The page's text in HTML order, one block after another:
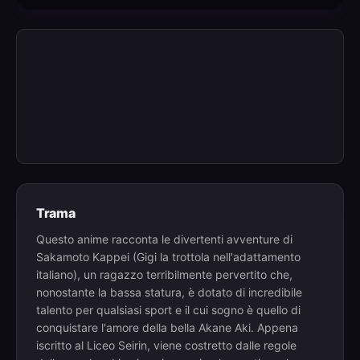
Trama
Questo anime racconta le divertenti avventure di
Sakamoto Kappei (Gigi la trottola nell'adattamento
italiano), un ragazzo terribilmente pervertito che,
nonostante la bassa statura, è dotato di incredibile
talento per qualsiasi sport e il cui sogno è quello di
conquistare l'amore della bella Akane Aki. Appena
iscritto al Liceo Seirin, viene costretto dalle regole